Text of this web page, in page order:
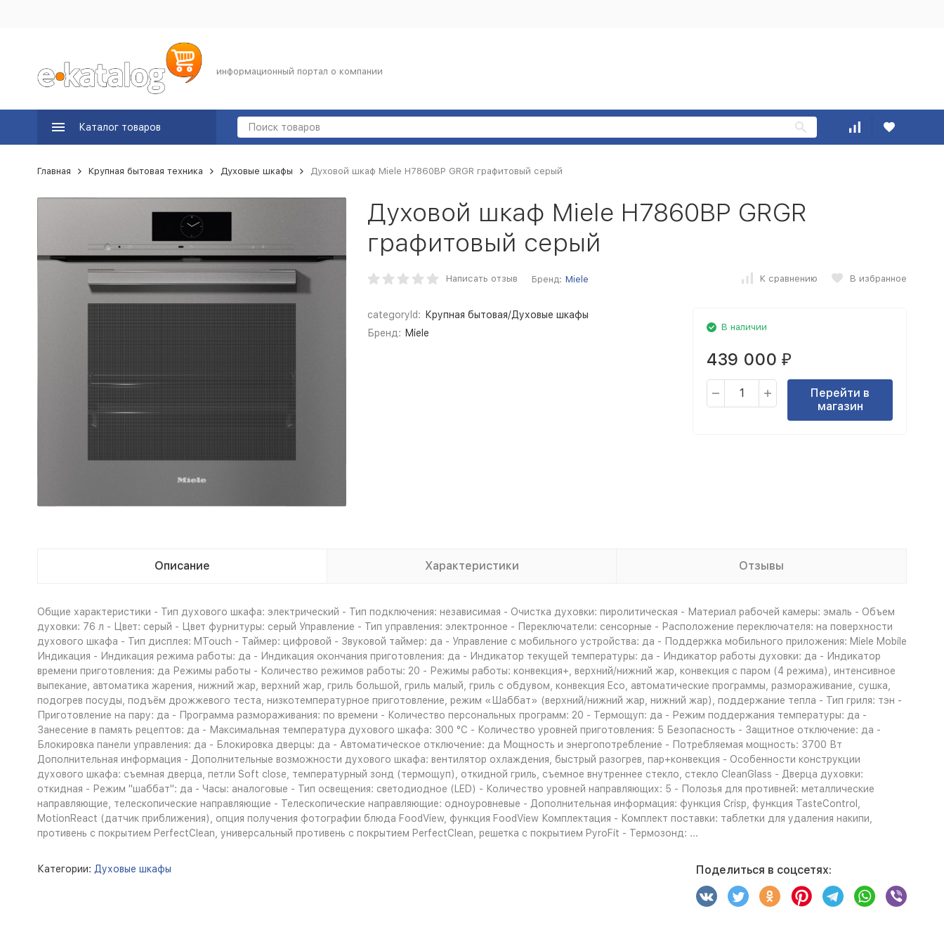
информационный портал о компании
Каталог товаров
Главная Крупная бытовая техника Духовые шкафы Духовой шкаф Miele H7860BP GRGR графитовый серый
Духовой шкаф Miele H7860BP GRGR
графитовый серый
Написать отзыв Бренд: Miele К сравнению В избранное
categoryId:
Крупная бытовая/Духовые шкафы
Бренд: Miele
В наличии
439 000 ₽
Перейти в
магазин
Описание Характеристики Отзывы
Общие характеристики - Тип духового шкафа: электрический - Тип подключения: независимая - Очистка духовки: пиролитическая - Материал рабочей камеры: эмаль - Объем
духовки: 76 л - Цвет: серый - Цвет фурнитуры: серый Управление - Тип управления: электронное - Переключатели: сенсорные - Расположение переключателя: на поверхности
духового шкафа - Тип дисплея: MTouch - Таймер: цифровой - Звуковой таймер: да - Управление c мобильного устройства: да - Поддержка мобильного приложения: Miele Mobile
Индикация - Индикация режима работы: да - Индикация окончания приготовления: да - Индикатор текущей температуры: да - Индикатор работы духовки: да - Индикатор
времени приготовления: да Режимы работы - Количество режимов работы: 20 - Режимы работы: конвекция+, верхний/нижний жар, конвекция с паром (4 режима), интенсивное
выпекание, автоматика жарения, нижний жар, верхний жар, гриль большой, гриль малый, гриль с обдувом, конвекция Eco, автоматические программы, размораживание, сушка,
подогрев посуды, подъём дрожжевого теста, низкотемпературное приготовление, режим «Шаббат» (верхний/нижний жар, нижний жар), поддержание тепла - Тип гриля: тэн -
Приготовление на пару: да - Программа размораживания: по времени - Количество персональных программ: 20 - Термощуп: да - Режим поддержания температуры: да -
Занесение в память рецептов: да - Максимальная температура духового шкафа: 300 °С - Количество уровней приготовления: 5 Безопасность - Защитное отключение: да -
Блокировка панели управления: да - Блокировка дверцы: да - Автоматическое отключение: да Мощность и энергопотребление - Потребляемая мощность: 3700 Вт
Дополнительная информация - Дополнительные возможности духового шкафа: вентилятор охлаждения, быстрый разогрев, пар+конвекция - Особенности конструкции
духового шкафа: съемная дверца, петли Soft close, температурный зонд (термощуп), откидной гриль, съемное внутреннее стекло, стекло CleanGlass - Дверца духовки:
откидная - Режим "шаббат": да - Часы: аналоговые - Тип освещения: светодиодное (LED) - Количество уровней направляющих: 5 - Полозья для противней: металлические
направляющие, телескопические направляющие - Телескопические направляющие: одноуровневые - Дополнительная информация: функция Crisp, функция TasteControl,
MotionReact (датчик приближения), опция получения фотографии блюда FoodView, функция FoodView Комплектация - Комплект поставки: таблетки для удаления накипи,
противень с покрытием PerfectClean, универсальный противень с покрытием PerfectClean, решетка с покрытием PyroFit - Термозонд: ...
Категории: Духовые шкафы Поделиться в соцсетях: